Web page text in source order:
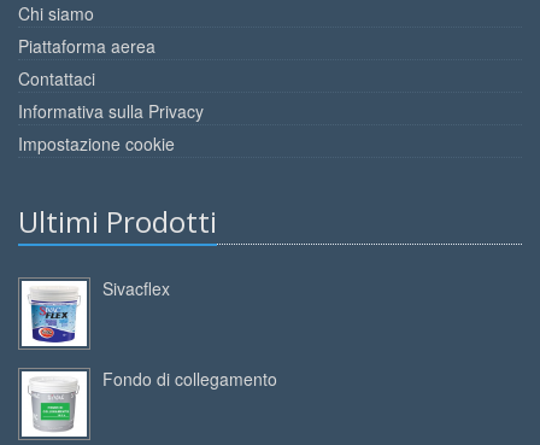
Chi siamo
Piattaforma aerea
Contattaci
Informativa sulla Privacy
Impostazione cookie
Ultimi Prodotti
Sivacflex
Fondo di collegamento